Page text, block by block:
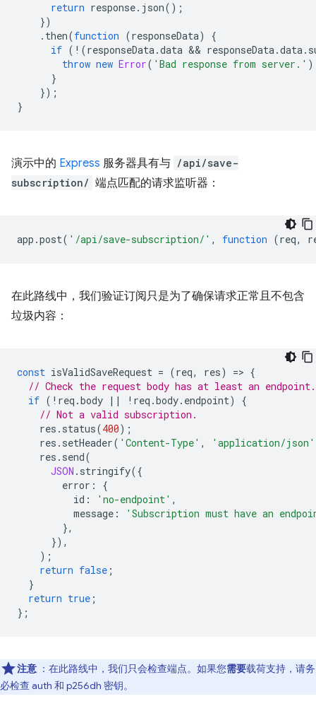
return response. json();
})
. then(function (responseData)
{
if ( ! (responseData.data && responseData.data.
throw new Error( 'Bad response from server.'
}
});
}
演示中的 Express 服务器具有与 /api/save-
subscription/ 端点匹配的请求监听器：
app .post( '/api/save-subscription/' , function (req,
在此路线中，我们验证订阅只是为了确保请求正常且不包含
垃圾内容：
const isValidSaveRequest = (req, res) => {
// Check the request body has at least an endpoint.
if ( ! req .body || ! req .body. endpoint)
{
// Not a valid subscription.
res . status(400);
res . setHeader( 'Content-Type' , 'application/json'
res . send(
JSON . stringify({
error :
{
id : 'no-endpoint' ,
message :
'Subscription must have an
},
}),
);
return false ;
}
return true ;
};
注意 ：在此路线中，我们只会检查端点。如果您需要载荷支持，请务
必检查 auth 和 p256dh 密钥。